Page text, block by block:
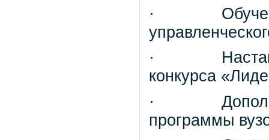
· Обучение
·
конкурса
·
программы